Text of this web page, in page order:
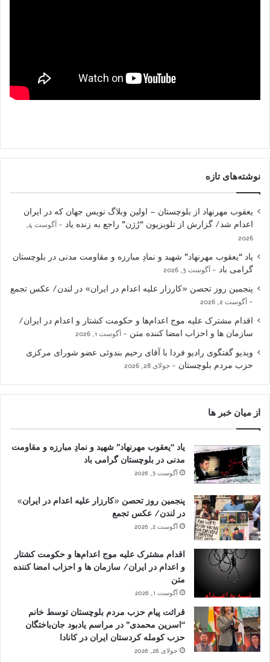
نوشته‌های تازه
یعقوب مهرنهاد از بلوچستان – اولین وبلاگ نویس جهان که در ایران
اعدام شد/ گزارش از تلویزیون “رُژن” راجع به زنده یاد
آگوست 4,
2026
یاد “یعقوب مهرنهاد” شهید و نمادِ مبارزه و مقاومت مدنی در بلوچستان
گرامی باد
آگوست 3, 2026
پنجمین روز تحصن «کارزار علیه اعدام در ایران» در لندن/ عکس تجمع
آگوست 2, 2026
اقدام مشترک علیه موج اعدام‌ها و حکومت کشتار و اعدام در ایران/
سازمان ها و احزاب امضا کننده متن
آگوست 1, 2026
ویدیو گفتگوی رادیو فردا با آقای رحیم بندوئی عضو شورای مرکزی
حزب مردم بلوچستان
جولای 28, 2026
از میان خبر ها
یاد “یعقوب مهرنهاد” شهید و نمادِ مبارزه و مقاومت
مدنی در بلوچستان گرامی باد
آگوست 3, 2026
پنجمین روز تحصن «کارزار علیه اعدام در ایران»
در لندن/ عکس تجمع
آگوست 2, 2026
اقدام مشترک علیه موج اعدام‌ها و حکومت کشتار
و اعدام در ایران/ سازمان ها و احزاب امضا کننده
متن
آگوست 1, 2026
قرائت پیام حزب مردم بلوچستان توسط خانم
“اسرین محمدی” در مراسم یادبود جان‌باختگان
حزب کومله کردستان ایران در کانادا
جولای 26, 2026